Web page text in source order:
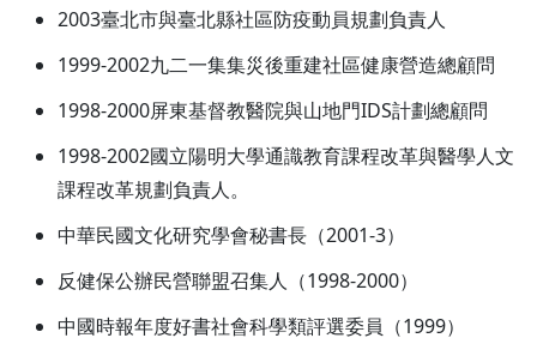
2003臺北市與臺北縣社區防疫動員規劃負責人
1999-2002九二一集集災後重建社區健康營造總顧問
1998-2000屏東基督教醫院與山地門IDS計劃總顧問
1998-2002國立陽明大學通識教育課程改革與醫學人文
課程改革規劃負責人。
中華民國文化研究學會秘書長（2001-3）
反健保公辦民營聯盟召集人（1998-2000）
中國時報年度好書社會科學類評選委員（1999）